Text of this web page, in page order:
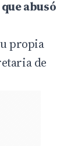
abusó
propia
de